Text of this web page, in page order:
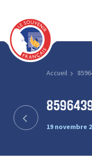
Accueil
19 novembre